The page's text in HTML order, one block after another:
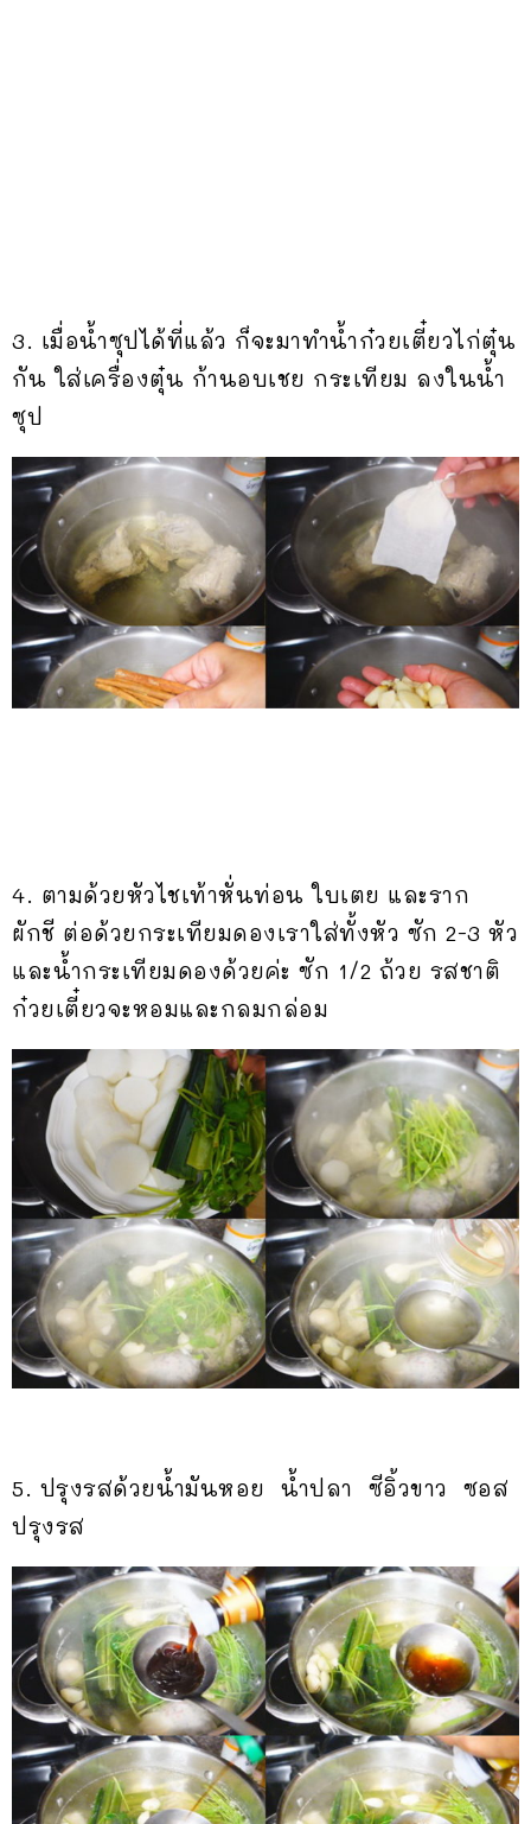
3. เมื่อน้ำซุปได้ที่แล้ว ก็จะมาทำน้ำก๋วยเตี๋ยวไก่ตุ๋น
กัน ใส่เครื่องตุ๋น ก้านอบเชย กระเทียม ลงในน้ำ
ซุป
4. ตามด้วยหัวไชเท้าหั่นท่อน ใบเตย และราก
ผักชี ต่อด้วยกระเทียมดองเราใส่ทั้งหัว ซัก 2-3 หัว
และน้ำกระเทียมดองด้วยค่ะ ซัก 1/2 ถ้วย รสชาติ
ก๋วยเตี๋ยวจะหอมและกลมกล่อม
5. ปรุงรสด้วยน้ำมันหอย น้ำปลา ซีอิ้วขาว ซอส
ปรุงรส